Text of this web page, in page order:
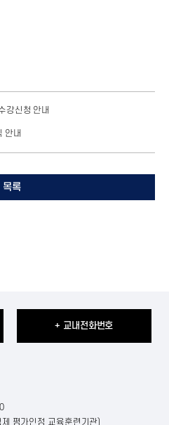
강신청 안내
안내
목록
+ 교내전화번호
평가인정 교육훈련기관)